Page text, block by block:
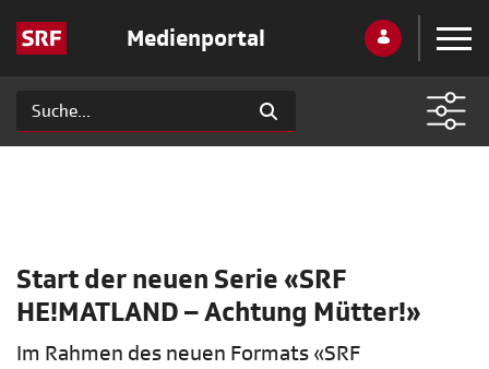
Medienportal
Start der neuen Serie «SRF
HE!MATLAND – Achtung Mütter!»
Im Rahmen des neuen Formats «SRF